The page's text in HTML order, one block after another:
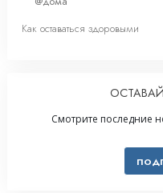
Как оставаться здоровыми
Смотрите последние